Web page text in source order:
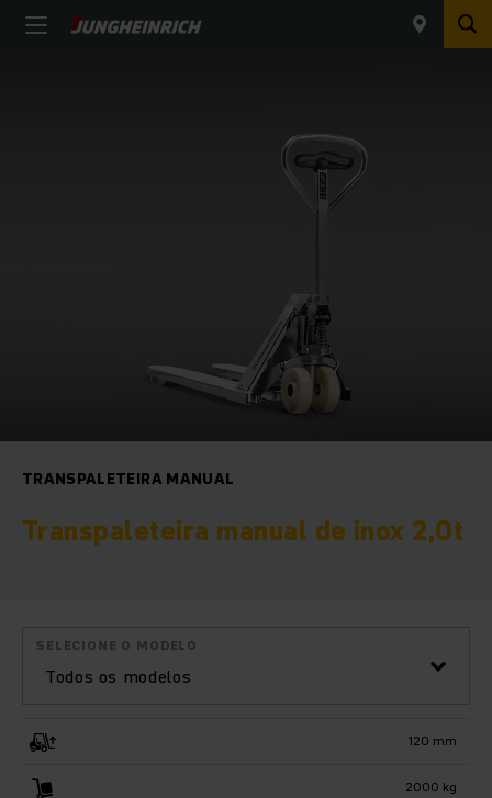
TRANSPALETEIRA MANUAL
Transpaleteira manual de inox 2,0t
Todos os modelos
SELECIONE O MODELO
120 mm
2000 kg